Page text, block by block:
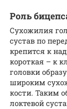
Роль
Сухожилия
сустав по
крепится к
короткая – к
головки
широким
кости. Таким
локтевой